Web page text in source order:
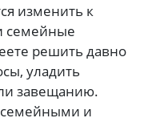
изменить к
семейные
решить давно
уладить
завещанию.
семейными и